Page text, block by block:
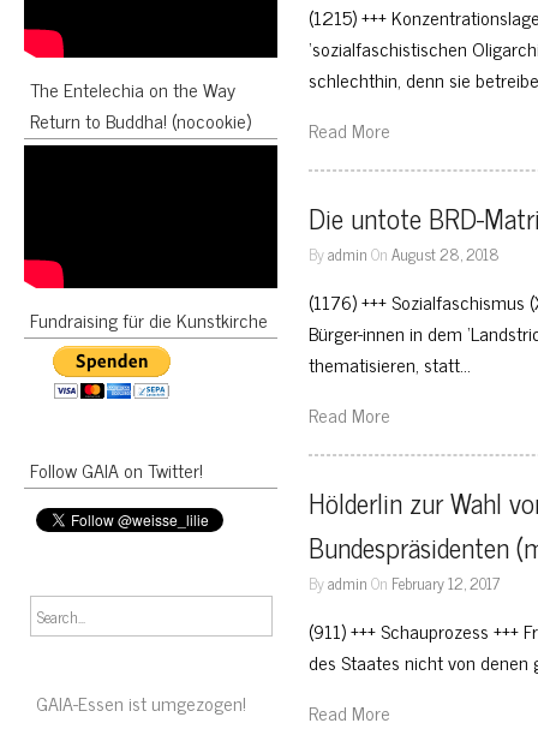
The Entelechia on the Way
Return to Buddha! (nocookie)
Fundraising für die Kunstkirche
Follow GAIA on Twitter!
GAIA-Essen ist umgezogen!
(1215) +++
‘sozialfaschistischen
schlechthin, denn sie
Read More
Die untote BRD-
ByadminOnAugust 28, 2018
(1176) +++
Bürger-innen in dem
thematisieren, statt…
Read More
Hölderlin zur Wahl
Bundespräsidenten
ByadminOn February 12, 2017
(911) +++ Schauprozess
des Staates nicht von
Read More